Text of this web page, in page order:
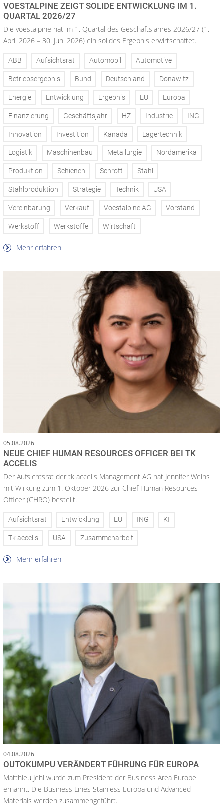
VOESTALPINE ZEIGT SOLIDE ENTWICKLUNG IM 1.
QUARTAL 2026/27
Die voestalpine hat im 1. Quartal des Geschäftsjahres 2026/27 (1.
April 2026 – 30. Juni 2026) ein solides Ergebnis erwirtschaftet.
ABB Aufsichtsrat Automobil Automotive
Betriebsergebnis Bund Deutschland Donawitz
Energie Entwicklung Ergebnis EU Europa
Finanzierung Geschäftsjahr HZ Industrie ING
Innovation Investition Kanada Lagertechnik
Logistik Maschinenbau Metallurgie Nordamerika
Produktion Schienen Schrott Stahl
Stahlproduktion Strategie Technik USA
Vereinbarung Verkauf Voestalpine AG Vorstand
Werkstoff Werkstoffe Wirtschaft
Mehr erfahren
05.08.2026
NEUE CHIEF HUMAN RESOURCES OFFICER BEI TK
ACCELIS
Der Aufsichtsrat der tk accelis Management AG hat Jennifer Weihs
mit Wirkung zum 1. Oktober 2026 zur Chief Human Resources
Officer (CHRO) bestellt.
Aufsichtsrat Entwicklung EU ING KI
Tk accelis USA Zusammenarbeit
Mehr erfahren
04.08.2026
OUTOKUMPU VERÄNDERT FÜHRUNG FÜR EUROPA
Matthieu Jehl wurde zum President der Business Area Europe
ernannt. Die Business Lines Stainless Europa und Advanced
Materials werden zusammengeführt.